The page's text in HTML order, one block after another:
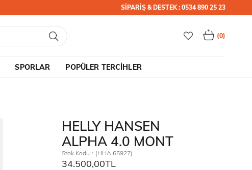
SİPARİŞ & DESTEK : 0534 890 25 23
0
SPORLAR POPÜLER TERCİHLER
HELLY HANSEN
ALPHA 4.0 MONT
Stok Kodu (HHA.65927)
34.500,00TL